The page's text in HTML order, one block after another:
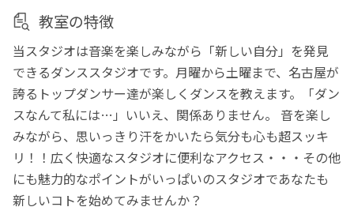
教室の特徴
当スタジオは音楽を楽しみながら「新しい自分」を発見
できるダンススタジオです。月曜から土曜まで、名古屋が
誇るトップダンサー達が楽しくダンスを教えます。「ダン
スなんて私には…」いいえ、関係ありません。 音を楽し
みながら、思いっきり汗をかいたら気分も心も超スッキ
リ！！広く快適なスタジオに便利なアクセス・・・その他
にも魅力的なポイントがいっぱいのスタジオであなたも
新しいコトを始めてみませんか？